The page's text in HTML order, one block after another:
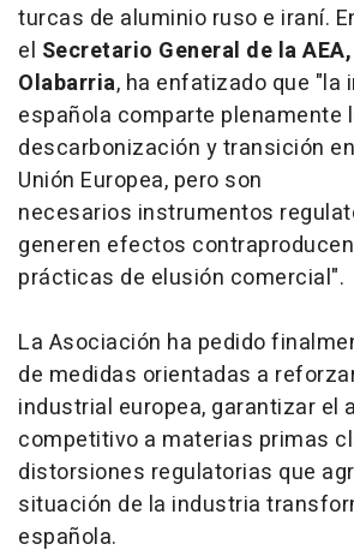
turcas de aluminio ruso e iraní.
el Secretario General de la
Olabarria, ha enfatizado que "la
española comparte plenamente
descarbonización y transición
Unión Europea, pero son
necesarios instrumentos
generen efectos
prácticas de elusión comercial".
La Asociación ha pedido
de medidas orientadas a
industrial europea, garantizar el
competitivo a materias primas
distorsiones regulatorias que
situación de la industria
española.